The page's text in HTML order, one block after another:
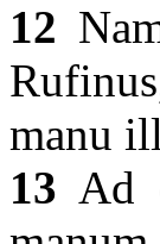
12
manu
13 Ad